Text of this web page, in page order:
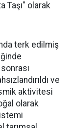
Taşı" olarak
terk edilmiş
ve
aktivitesi
olarak